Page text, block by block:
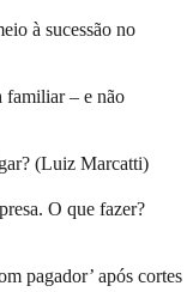
à sucessão no
familiar – e não
(Luiz Marcatti)
O que fazer?
pagador’ após cortes